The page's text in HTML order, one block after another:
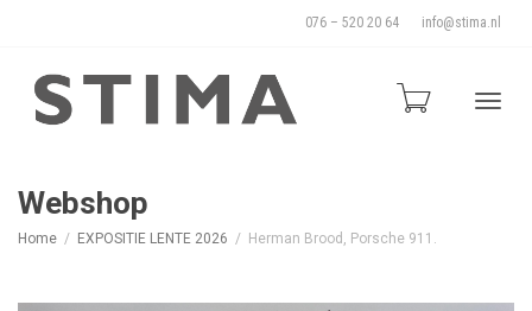
076 – 520 20 64 info@stima.nl
Webshop
Home EXPOSITIE LENTE 2026 Herman Brood, Porsche 911.